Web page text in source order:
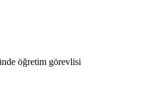
öğretim görevlisi